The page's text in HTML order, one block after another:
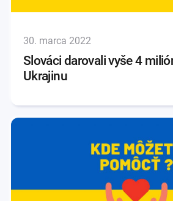
30. marca 2022
Slováci darovali vyše 4
Ukrajinu